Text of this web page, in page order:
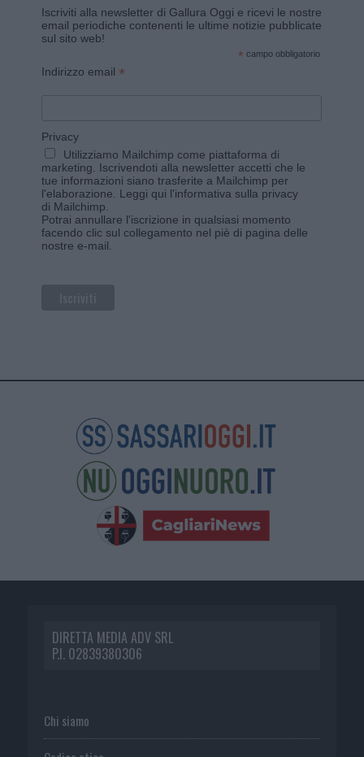
Iscriviti alla newsletter di Gallura Oggi e ricevi le nostre
email periodiche contenenti le ultime notizie pubblicate
sul sito web!
* campo obbligatorio
Indirizzo email *
Privacy
Utilizziamo Mailchimp come piattaforma di
marketing. Iscrivendoti alla newsletter accetti che le
tue informazioni siano trasferite a Mailchimp per
l'elaborazione. Leggi qui l'informativa sulla privacy
di Mailchimp
Potrai annullare l'iscrizione in qualsiasi momento
facendo clic sul collegamento nel piè di pagina delle
nostre e-mail.
DIRETTA MEDIA ADV SRL
P.I. 02839380306
Chi siamo